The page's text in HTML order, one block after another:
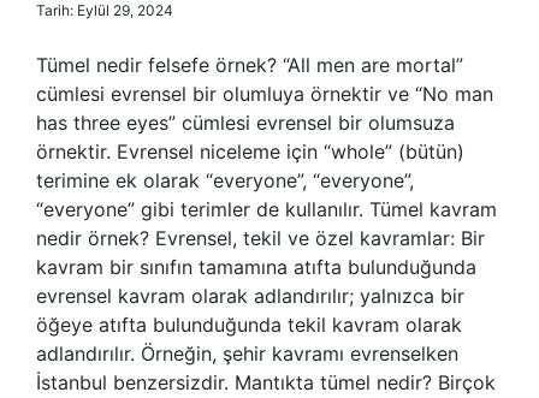
Tarih: Eylül 29, 2024
Tümel nedir felsefe örnek? “All men are mortal”
cümlesi evrensel bir olumluya örnektir ve “No man
has three eyes” cümlesi evrensel bir olumsuza
örnektir. Evrensel niceleme için “whole” (bütün)
terimine ek olarak “everyone”, “everyone”,
“everyone” gibi terimler de kullanılır. Tümel kavram
nedir örnek? Evrensel, tekil ve özel kavramlar: Bir
kavram bir sınıfın tamamına atıfta bulunduğunda
evrensel kavram olarak adlandırılır; yalnızca bir
öğeye atıfta bulunduğunda tekil kavram olarak
adlandırılır. Örneğin, şehir kavramı evrenselken
İstanbul benzersizdir. Mantıkta tümel nedir? Birçok